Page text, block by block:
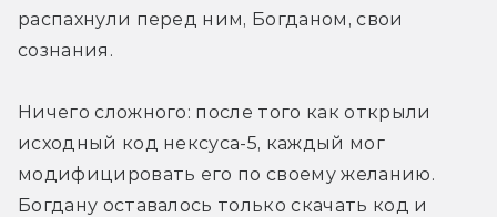
распахнули перед ним, Богданом, свои
сознания.
Ничего сложного: после того как открыли
исходный код нексуса-5, каждый мог
модифицировать его по своему желанию.
Богдану оставалось только скачать код и